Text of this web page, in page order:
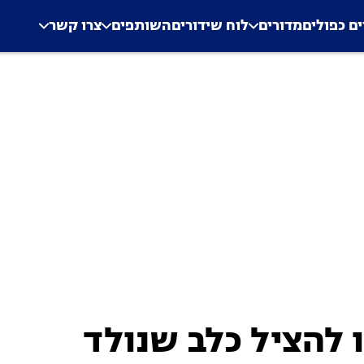
Application error: a
. כפוליםמדורים לוח שידוריםהשותפים צרו קשר
להציל כלב שנולד